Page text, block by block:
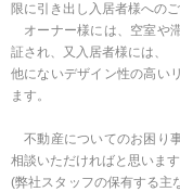
限に引き出し入居者様への
オーナー様には、空室や
証され、又入居者様には、
他にないデザイン性の高い
ます。
不動産についてのお困り
相談いただければと思います
(弊社スタッフの保有する主